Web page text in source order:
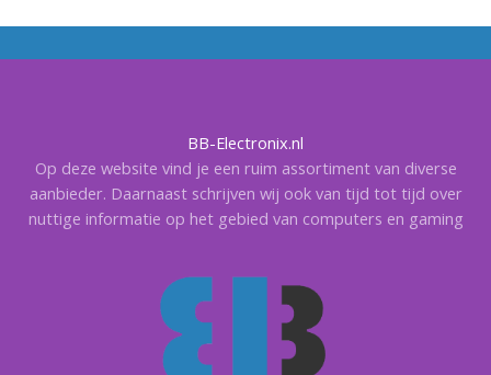
BB-Electronix.nl
Op deze website vind je een ruim assortiment van diverse
aanbieder. Daarnaast schrijven wij ook van tijd tot tijd over
nuttige informatie op het gebied van computers en gaming